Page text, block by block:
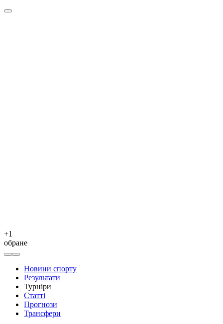
+1
обране
Новини спорту
Результати
Турніри
Статті
Прогнози
Трансфери